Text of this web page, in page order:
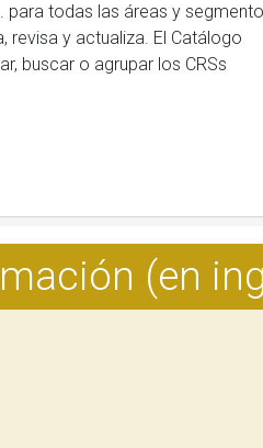
para todas las áreas y
revisa y actualiza. El Catálogo
buscar o agrupar los CRSs
(en